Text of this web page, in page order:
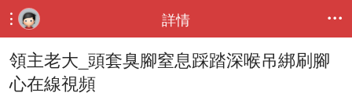
 詳情 
領主老大_頭套臭腳窒息踩踏深喉吊綁刷腳
心在線視頻